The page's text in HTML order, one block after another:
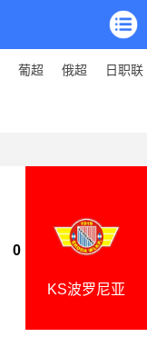
葡超 俄超 日职联
0
KS波罗尼亚